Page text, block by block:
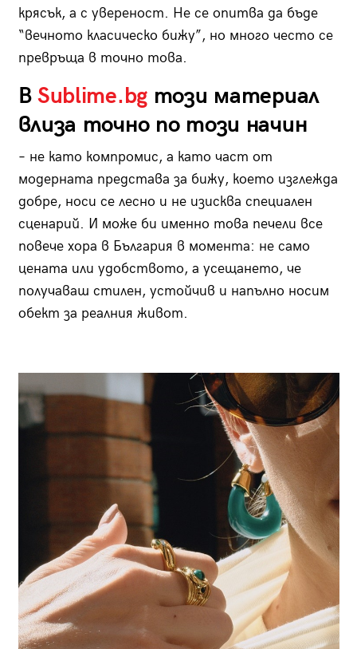
крясък, а с увереност. Не се опитва да бъде
“вечното класическо бижу”, но много често се
превръща в точно това.
В Sublime.bg този материал
влиза точно по този начин
– не като компромис, а като част от
модерната представа за бижу, което изглежда
добре, носи се лесно и не изисква специален
сценарий. И може би именно това печели все
повече хора в България в момента: не само
цената или удобството, а усещането, че
получаваш стилен, устойчив и напълно носим
обект за реалния живот.